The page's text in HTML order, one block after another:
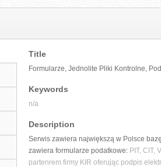
Title
Formularze, Jednolite Pliki Kontrolne,
Keywords
n/a
Description
Serwis zawiera największą w Polsce
zawiera formularze podatkowe: PIT, CIT,
partenrem firmy KIR oferując podpis